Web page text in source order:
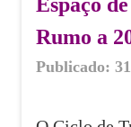
Espaço
Rumo a
Publicado: